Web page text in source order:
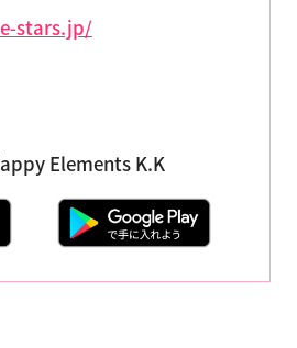
stars.jp/
Elements K.K